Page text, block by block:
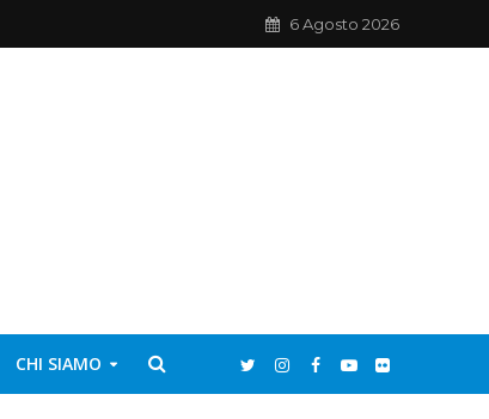
6 Agosto 2026
CHI SIAMO